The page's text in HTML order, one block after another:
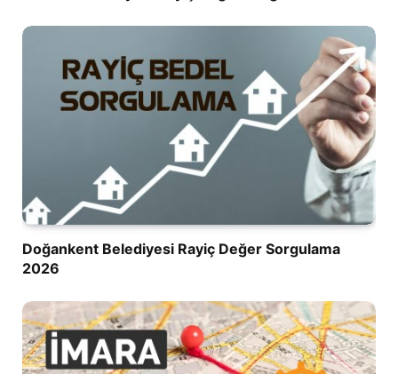
Doğankent Belediyesi Rayiç Değer Sorgulama
2026